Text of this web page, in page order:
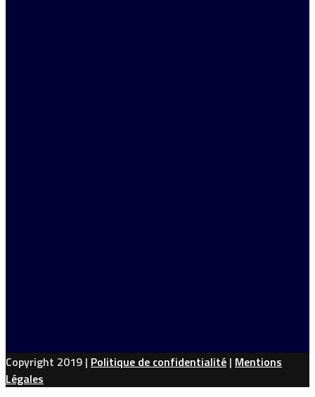
Copyright 2019 | Politique de confidentialité | Mentions
Légales